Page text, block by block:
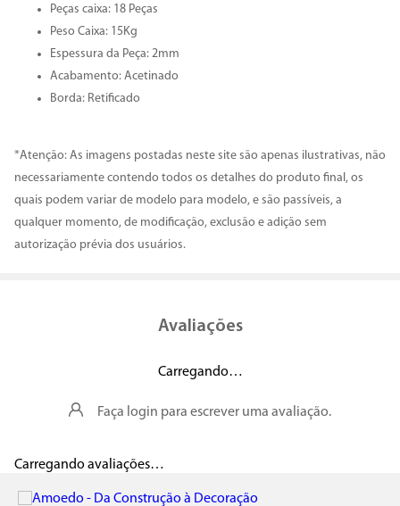
Peças caixa: 18 Peças
Peso Caixa: 15Kg
Espessura da Peça: 2mm
Acabamento: Acetinado
Borda: Retificado
*Atenção: As imagens postadas neste site são apenas ilustrativas, não
necessariamente contendo todos os detalhes do produto final, os
quais podem variar de modelo para modelo, e são passíveis, a
qualquer momento, de modificação, exclusão e adição sem
autorização prévia dos usuários.
Avaliações
Carregando…
Faça login para escrever uma avaliação.
Carregando avaliações…